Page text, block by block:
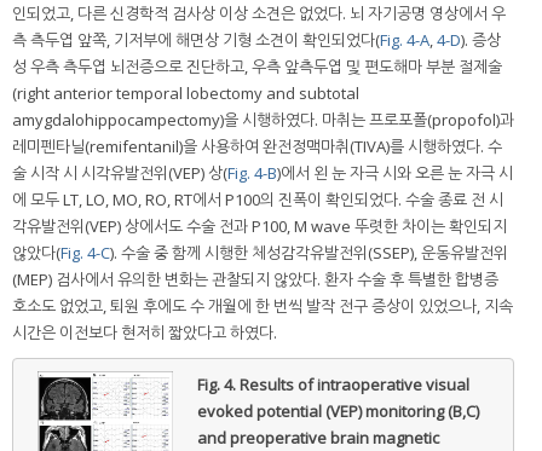
인되었고, 다른 신경학적 검사상 이상 소견은 없었다. 뇌 자기공명 영상에서 우
측 측두엽 앞쪽, 기저부에 해면상 기형 소견이 확인되었다(Fig. 4-A,4-D). 증상
성 우측 측두엽 뇌전증으로 진단하고, 우측 앞측두엽 및 편도해마 부분 절제술
(right anterior temporal lobectomy and subtotal
amygdalohippocampectomy)을 시행하였다. 마취는 프로포폴(propofol)과
레미펜타닐(remifentanil)을 사용하여 완전정맥마취(TIVA)를 시행하였다. 수
술 시작 시 시각유발전위(VEP) 상(Fig. 4-B)에서 왼 눈 자극 시와 오른 눈 자극 시
에 모두 LT, LO, MO, RO, RT에서 P100의 진폭이 확인되었다. 수술 종료 전 시
각유발전위(VEP) 상에서도 수술 전과 P100, M wave 뚜렷한 차이는 확인되지
않았다(Fig. 4-C). 수술 중 함께 시행한 체성감각유발전위(SSEP), 운동유발전위
(MEP) 검사에서 유의한 변화는 관찰되지 않았다. 환자 수술 후 특별한 합병증
호소도 없었고, 퇴원 후에도 수 개월에 한 번씩 발작 전구 증상이 있었으나, 지속
시간은 이전보다 현저히 짧았다고 하였다.
Fig. 4.Results of intraoperative visual
evoked potential (VEP) monitoring (B,C)
and preoperative brain magnetic